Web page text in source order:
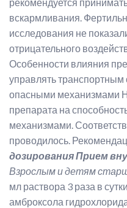
вскармливания.
исследования не
отрицательного
Особенности влияния
управлять
опасными механизмами
препарата на
механизмами.
проводилось.
дозированияПрием
Взрослым и детям
мл раствора 3 раза в
амброксола